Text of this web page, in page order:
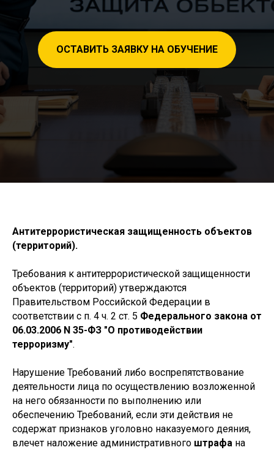
ОСТАВИТЬ ЗАЯВКУ НА ОБУЧЕНИЕ
Антитеррористическая защищенность объектов
(территорий).
Требования к антитеррористической защищенности
объектов (территорий) утверждаются
Правительством Российской Федерации в
соответствии с п. 4 ч. 2 ст. 5 Федерального закона от
06.03.2006 N 35-ФЗ "О противодействии
терроризму".
Нарушение Требований либо воспрепятствование
деятельности лица по осуществлению возложенной
на него обязанности по выполнению или
обеспечению Требований, если эти действия не
содержат признаков уголовно наказуемого деяния,
влечет наложение административного штрафа на